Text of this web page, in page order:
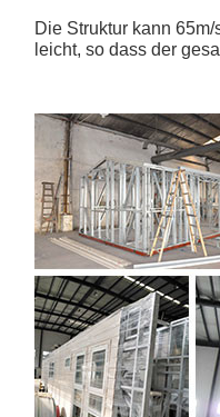
Die Struktur kann
leicht, so dass der